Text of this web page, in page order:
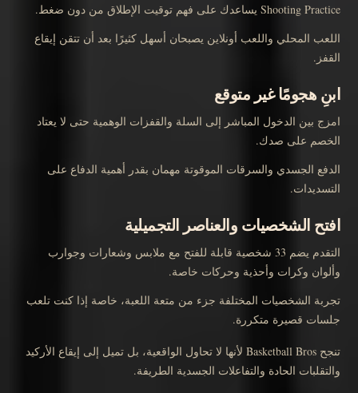
Shooting Practice يساعدك على فهم توقيت الإطلاق من دون ضغط.
اللعب المحلي واللعب أونلاين يصبحان أسهل كثيرًا بعد أن تتقن إيقاع
القفز.
ابنِ هجومًا غير متوقع
امزج بين الدخول المباشر إلى السلة والقفزات الوهمية حتى لا يعتاد
الخصم على صدك.
الدفع الجسدي والسرقات الموقوتة مهمان بقدر أهمية الدفاع على
التسديدات.
افتح الشخصيات والعناصر التجميلية
التقدم يضم 33 شخصية قابلة للفتح مع ملابس وشعارات وجوارب
وألوان وكرات وأحذية وحركات خاصة.
تجربة الشخصيات المختلفة جزء من متعة اللعبة، خاصة إذا كنت تلعب
جلسات قصيرة متكررة.
تنجح Basketball Bros لأنها لا تحاول الواقعية، بل تميل إلى إيقاع الأركيد
والتقلبات الحادة والتفاعلات الجسدية الطريفة.